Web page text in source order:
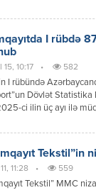
yer tutur. Nazirin
bərpasıdır. O
I rübdə
15, 10:17 • 582
I rübündə
Dövlət
ci ilin üç ayı ilə
Sumqayıt Kimya
verilib, il […]
Tekstil”in
11:28 • 559
Tekstil” MMC